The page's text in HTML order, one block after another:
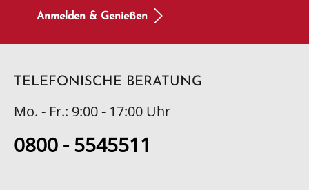
Anmelden & Genießen
TELEFONISCHE BERATUNG
Mo. - Fr.: 9:00 - 17:00 Uhr
0800 - 5545511